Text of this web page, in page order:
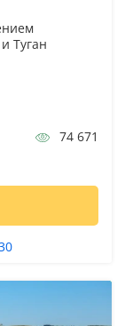
Туган
74 671